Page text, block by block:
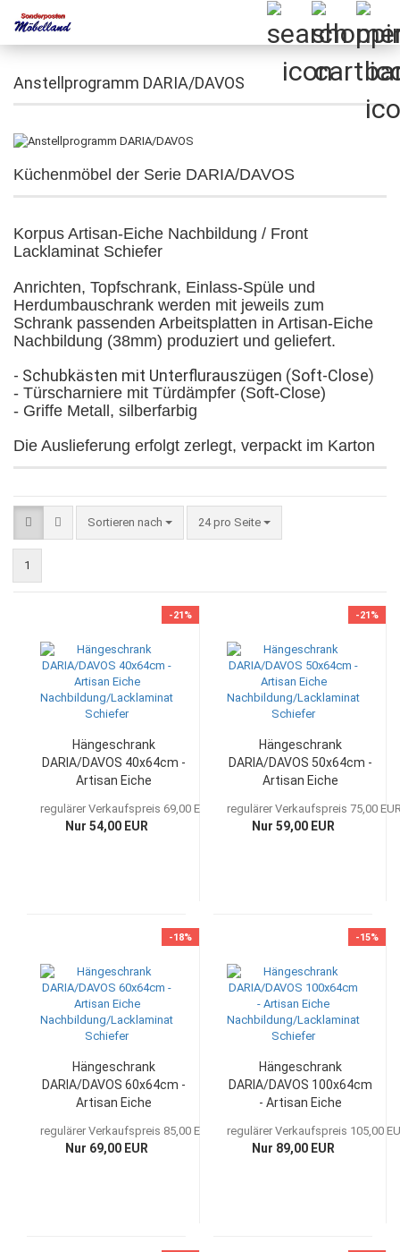
Anstellprogramm DARIA/DAVOS
Küchenmöbel der Serie DARIA/DAVOS
Korpus Artisan-Eiche Nachbildung / Front
Lacklaminat Schiefer
Anrichten, Topfschrank, Einlass-Spüle und
Herdumbauschrank werden mit jeweils zum
Schrank passenden Arbeitsplatten in Artisan-Eiche
Nachbildung (38mm) produziert und geliefert.
- Schubkästen mit Unterflurauszügen (Soft-Close)
- Türscharniere mit Türdämpfer (Soft-Close)
- Griffe Metall, silberfarbig
Die Auslieferung erfolgt zerlegt, verpackt im Karton
Sortieren nach
Sortieren nach 24 pro Seite
pro Seite
1
-21%
Hängeschrank
DARIA/DAVOS 40x64cm -
Artisan Eiche
Schiefer
regulärer Verkaufspreis 69,00 EUR
Nur 54,00 EUR
-21%
Hängeschrank
DARIA/DAVOS 50x64cm -
Artisan Eiche
Schiefer
regulärer Verkaufspreis 75,00
Nur 59,00 EUR
-18%
Hängeschrank
DARIA/DAVOS 60x64cm -
Artisan Eiche
Schiefer
regulärer Verkaufspreis 85,00 EUR
Nur 69,00 EUR
-15%
Hängeschrank
DARIA/DAVOS 100x64cm
- Artisan Eiche
Schiefer
regulärer Verkaufspreis 105,00
Nur 89,00 EUR